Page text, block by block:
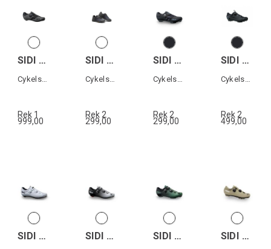
SIDI PRIMA MEGA
Cykelsko landsväg
Rek 1
999,00
SIDI SDS DIMARO TRAIL
Cykelsko All terrain
Rek 2
299,00
SIDI MTB AERTIS WOMAN
Cykelsko MTB dam
Rek 2
299,00
SIDI MTB GRAVEL
Cykelsko Grusväg
Rek 2
499,00
SIDI GENIUS 10 WOMAN SIDI GENIUS 10 MEGA SIDI MTB EAGLE 10 MEGA SIDI MTB EAGLE 10